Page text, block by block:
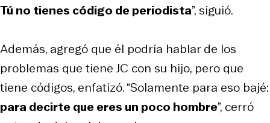
Tú no tienes código de periodista”, siguió.
Además, agregó que él podría hablar de los
problemas que tiene JC con su hijo, pero que
tiene códigos, enfatizó. “Solamente para eso bajé:
para decirte que eres un poco hombre”, cerró